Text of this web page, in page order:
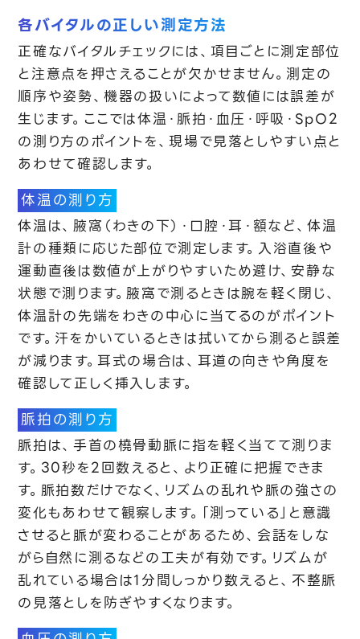
各バイタルの正しい測定方法
正確なバイタルチェックには、項目ごとに測定部位
と注意点を押さえることが欠かせません。測定の
順序や姿勢、機器の扱いによって数値には誤差が
生じます。ここでは体温・脈拍・血圧・呼吸・SpO2
の測り方のポイントを、現場で見落としやすい点と
あわせて確認します。
体温の測り方
体温は、腋窩（わきの下）・口腔・耳・額など、体温
計の種類に応じた部位で測定します。入浴直後や
運動直後は数値が上がりやすいため避け、安静な
状態で測ります。腋窩で測るときは腕を軽く閉じ、
体温計の先端をわきの中心に当てるのがポイント
です。汗をかいているときは拭いてから測ると誤差
が減ります。耳式の場合は、耳道の向きや角度を
確認して正しく挿入します。
脈拍の測り方
脈拍は、手首の橈骨動脈に指を軽く当てて測りま
す。30秒を2回数えると、より正確に把握できま
す。脈拍数だけでなく、リズムの乱れや脈の強さの
変化もあわせて観察します。「測っている」と意識
させると脈が変わることがあるため、会話をしな
がら自然に測るなどの工夫が有効です。リズムが
乱れている場合は1分間しっかり数えると、不整脈
の見落としを防ぎやすくなります。